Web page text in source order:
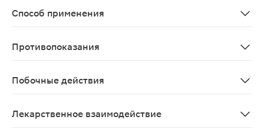
Способ применения
Противопоказания
Побочные действия
Лекарственное взаимодействие